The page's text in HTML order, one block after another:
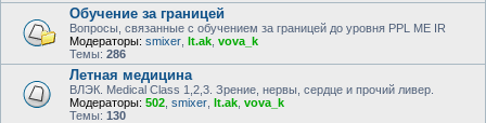
Обучение за границей
Вопросы, связанные с обучением за границей до уровня PPL ME IR
Модераторы: smixer lt.ak vova_k
Темы: 286
Летная медицина
ВЛЭК. Medical Class 1,2,3. Зрение, нервы, сердце и прочий ливер.
Модераторы: 502 smixer lt.ak vova_k
Темы: 130